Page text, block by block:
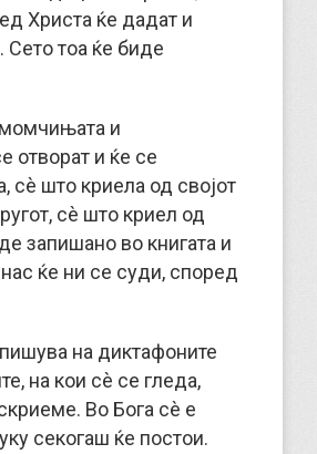
Христа ќе дадат и
Сето тоа ќе биде
и
отворат и ќе се
сè што криела од својот
сè што криел од
запишано во книгата и
нас ќе ни се суди, според
на диктафоните
на кои сè се гледа,
Во Бога сè е
секогаш ќе постои.